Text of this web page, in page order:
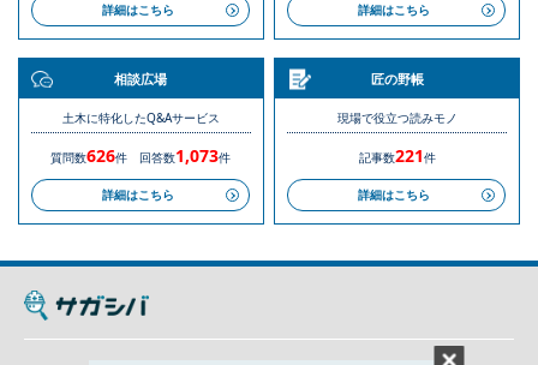
詳細はこちら 詳細はこちら
相談広場
土木に特化したQ&Aサービス
質問数626件 回答数1,073件
詳細はこちら
匠の野帳
現場で役立つ読みモノ
記事数221件
詳細はこちら